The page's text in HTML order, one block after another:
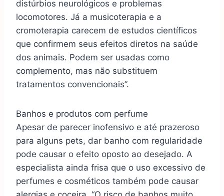
distúrbios neurológicos e problemas
locomotores. Já a musicoterapia e a
cromoterapia carecem de estudos científicos
que confirmem seus efeitos diretos na saúde
dos animais. Podem ser usadas como
complemento, mas não substituem
tratamentos convencionais”.
Banhos e produtos com perfume
Apesar de parecer inofensivo e até prazeroso
para alguns pets, dar banho com regularidade
pode causar o efeito oposto ao desejado. A
especialista ainda frisa que o uso excessivo de
perfumes e cosméticos também pode causar